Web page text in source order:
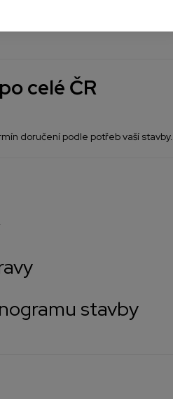
celé ČR
doručení podle potřeb vaší stavby.
stavby